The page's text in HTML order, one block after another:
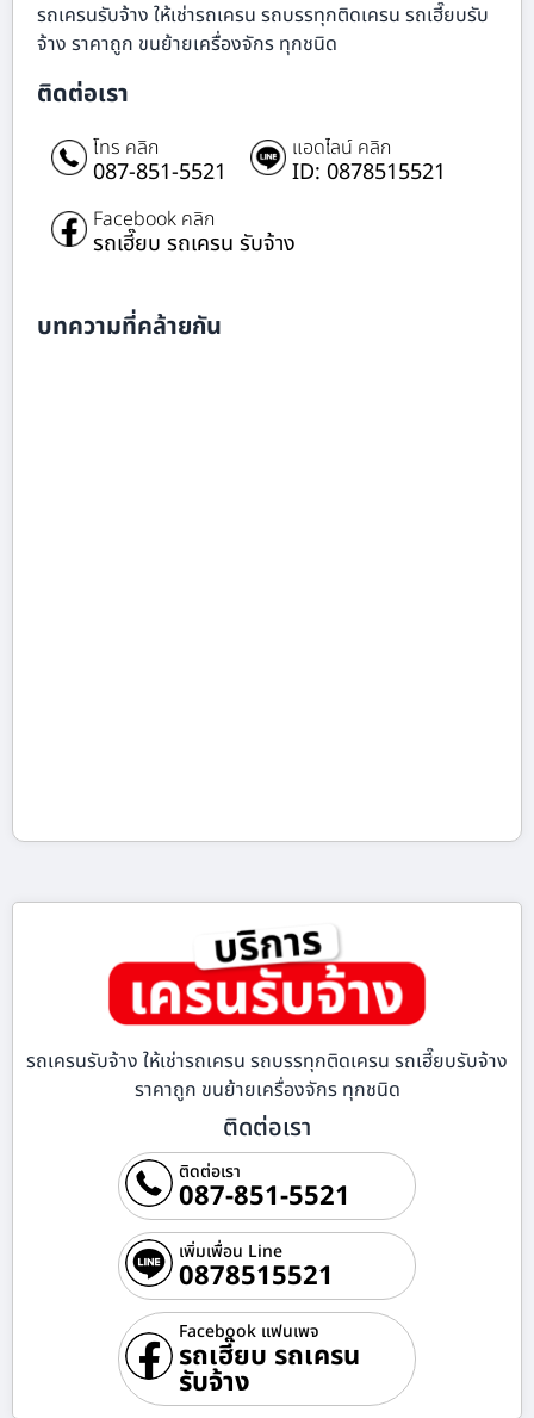
รถเครนรับจ้าง ให้เช่ารถเครน รถบรรทุกติดเครน รถเฮี๊ยบรับ
จ้าง ราคาถูก ขนย้ายเครื่องจักร ทุกชนิด
ติดต่อเรา
โทร คลิก
087-851-5521
แอดไลน์ คลิก
ID: 0878515521
Facebook คลิก
รถเฮี๊ยบ รถเครน รับจ้าง
บทความที่คล้ายกัน
รถเครนรับจ้าง ให้เช่ารถเครน รถบรรทุกติดเครน รถเฮี๊ยบรับจ้าง
ราคาถูก ขนย้ายเครื่องจักร ทุกชนิด
ติดต่อเรา
ติดต่อเรา
087-851-5521
เพิ่มเพื่อน Line
0878515521
Facebook แฟนเพจ
รถเฮี๊ยบ รถเครน
รับจ้าง